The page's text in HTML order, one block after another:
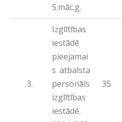
5.māc.g.
Izglītības
iestādē
pieejamai
s atbalsta
personāls
izglītības
iestādē.
35